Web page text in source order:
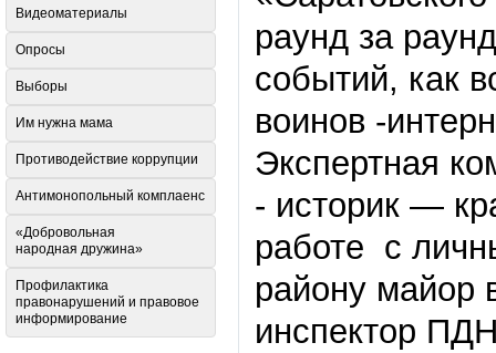
раунд за
событий, как
воинов -
Экспертная
- историк —
работе с
району майор
инспектор
Видеоматериалы
Опросы
Выборы
Им нужна мама
Противодействие коррупции
Антимонопольный комплаенс
«Добровольная
народная дружина»
Профилактика
правонарушений и правовое
информирование